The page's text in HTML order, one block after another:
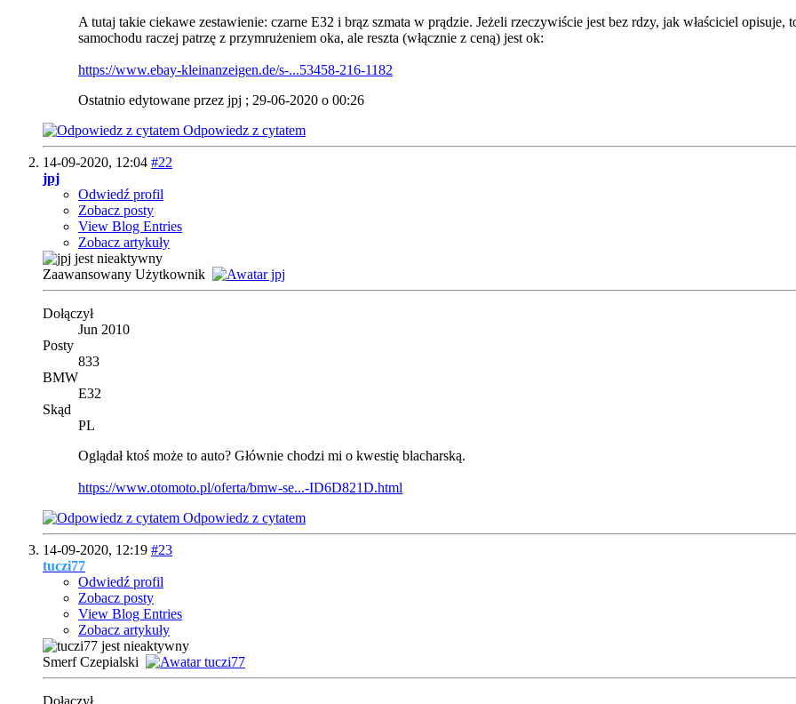
A tutaj takie ciekawe zestawienie: czarne E32 i brąz szmata w prądzie. Jeżeli rzeczywiście jest bez rdzy, jak właściciel
samochodu raczej patrzę z przymrużeniem oka, ale reszta (włącznie z ceną) jest ok:
https://www.ebay-kleinanzeigen.de/s-...53458-216-1182
Ostatnio edytowane przez jpj ; 29-06-2020 o 00:26
Odpowiedz z cytatem
14-09-2020, 12:04 #22
jpj
Odwiedź profil
Zobacz posty
View Blog Entries
Zobacz artykuły
Zaawansowany Użytkownik
Dołączył
Jun 2010
Posty
833
BMW
E32
Skąd
PL
Oglądał ktoś może to auto? Głównie chodzi mi o kwestię blacharską.
https://www.otomoto.pl/oferta/bmw-se...-ID6D821D.html
Odpowiedz z cytatem
14-09-2020, 12:19 #23
tuczi77
Odwiedź profil
Zobacz posty
View Blog Entries
Zobacz artykuły
Smerf Czepialski
Dołączył